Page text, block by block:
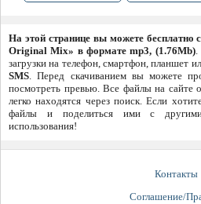
На этой странице вы можете
Original Mix» в формате mp3, (1.76Mb).
загрузки на телефон, смартфон, планшет
SMS. Перед скачиванием вы можете
посмотреть превью. Все файлы на сайте
легко находятся через поиск. Если
файлы и поделиться ими с другими
использования!
Контакты
Соглашение/